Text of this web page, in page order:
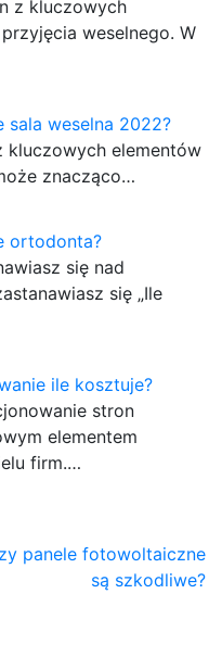
z kluczowych
weselnego. W
sala weselna 2022?
kluczowych elementów
znacząco…
ortodonta?
się nad
się „Ile
ile kosztuje?
stron
elementem
firm.…
panele fotowoltaiczne
są szkodliwe?